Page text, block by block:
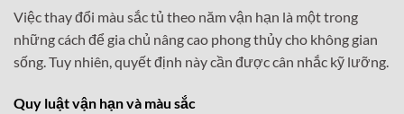
Việc thay đổi màu sắc tủ theo năm vận hạn là một trong
những cách để gia chủ nâng cao phong thủy cho không gian
sống. Tuy nhiên, quyết định này cần được cân nhắc kỹ lưỡng.
Quy luật vận hạn và màu sắc